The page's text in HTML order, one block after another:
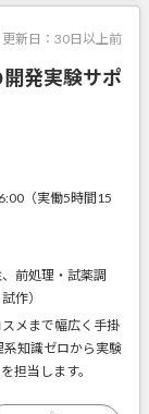
更新日： 30日以上前
開発実験サポ
（実働5時間15
前処理・試薬調
作）
メまで幅広く手掛
系知識ゼロから実験
担当します。